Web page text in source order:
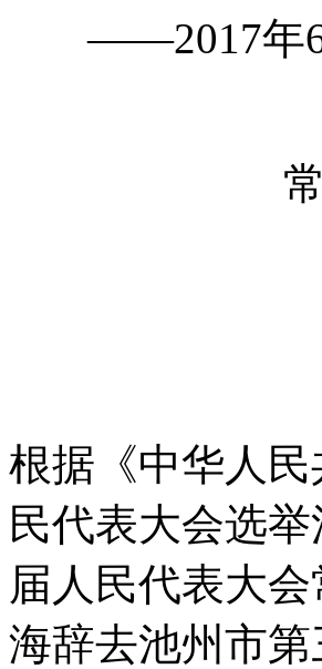
——2017年6
根据《中华人
民代表大会选
届人民代表大
海辞去池州市